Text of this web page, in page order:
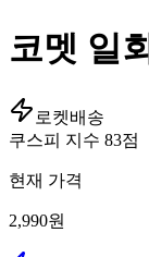
코멧 일
로켓배송
쿠스피 지수 83점
현재 가격
2,990원